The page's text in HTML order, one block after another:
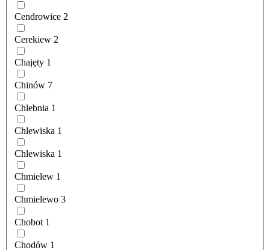
Cendrowice 2
Cerekiew 2
Chajęty 1
Chinów 7
Chlebnia 1
Chlewiska 1
Chlewiska 1
Chmielew 1
Chmielewo 3
Chobot 1
Chodów 1